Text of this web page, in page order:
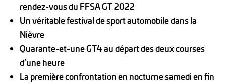
rendez-vous du FFSA GT 2022
Un véritable festival de sport automobile dans la
Nièvre
Quarante-et-une GT4 au départ des deux courses
d’une heure
La première confrontation en nocturne samedi en fin